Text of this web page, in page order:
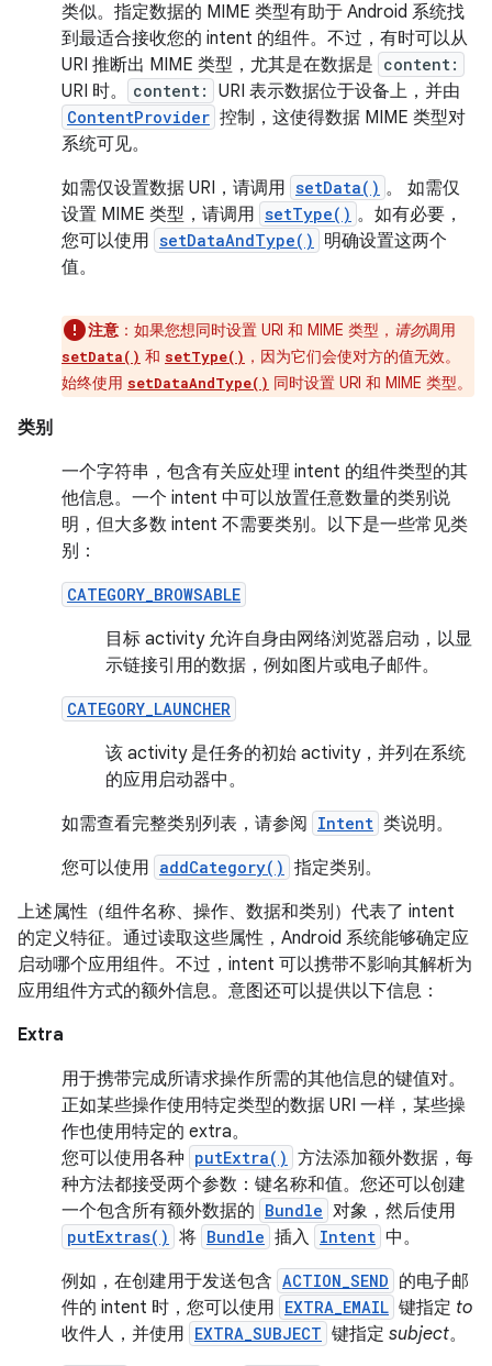
类似。指定数据的 MIME 类型有助于 Android 系统找
到最适合接收您的 intent 的组件。不过，有时可以从
URI 推断出 MIME 类型，尤其是在数据是 content:
URI 时。 content: URI 表示数据位于设备上，并由
ContentProvider 控制，这使得数据 MIME 类型对
系统可见。
如需仅设置数据 URI，请调用 setData() 。 如需仅
设置 MIME 类型，请调用 setType() 。如有必要，
您可以使用 setDataAndType()
明确设置这两个
值。
注意 ：如果您想同时设置 URI 和 MIME 类型， 请勿调用
setData() 和 setType() ，因为它们会使对方的值无效。
始终使用 setDataAndType() 同时设置 URI 和 MIME 类型。
类别
一个字符串，包含有关应处理 intent 的组件类型的其
他信息。一个 intent 中可以放置任意数量的类别说
明，但大多数 intent 不需要类别。以下是一些常见类
别：
CATEGORY_BROWSABLE
目标 activity 允许自身由网络浏览器启动，以显
示链接引用的数据，例如图片或电子邮件。
CATEGORY_LAUNCHER
该 activity 是任务的初始 activity，并列在系统
的应用启动器中。
如需查看完整类别列表，请参阅
Intent 类说明。
您可以使用 addCategory() 指定类别。
上述属性（组件名称、操作、数据和类别）代表了 intent
的定义特征。通过读取这些属性，Android 系统能够确定应
启动哪个应用组件。不过，intent 可以携带不影响其解析为
应用组件方式的额外信息。意图还可以提供以下信息：
Extra
用于携带完成所请求操作所需的其他信息的键值对。
正如某些操作使用特定类型的数据 URI 一样，某些操
作也使用特定的 extra。
您可以使用各种 putExtra() 方法添加额外数据，每
种方法都接受两个参数：键名称和值。您还可以创建
一个包含所有额外数据的 Bundle 对象，然后使用
putExtras() 将 Bundle 插入 Intent 中。
例如，在创建用于发送包含 ACTION_SEND 的电子邮
件的 intent 时，您可以使用 EXTRA_EMAIL 键指定 to
收件人，并使用 EXTRA_SUBJECT 键指定 subject。